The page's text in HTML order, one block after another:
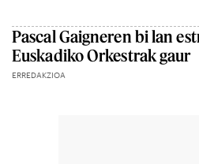
Pascal Gaigneren bi lan
Euskadiko Orkestrak gaur
ERREDAKZIOA